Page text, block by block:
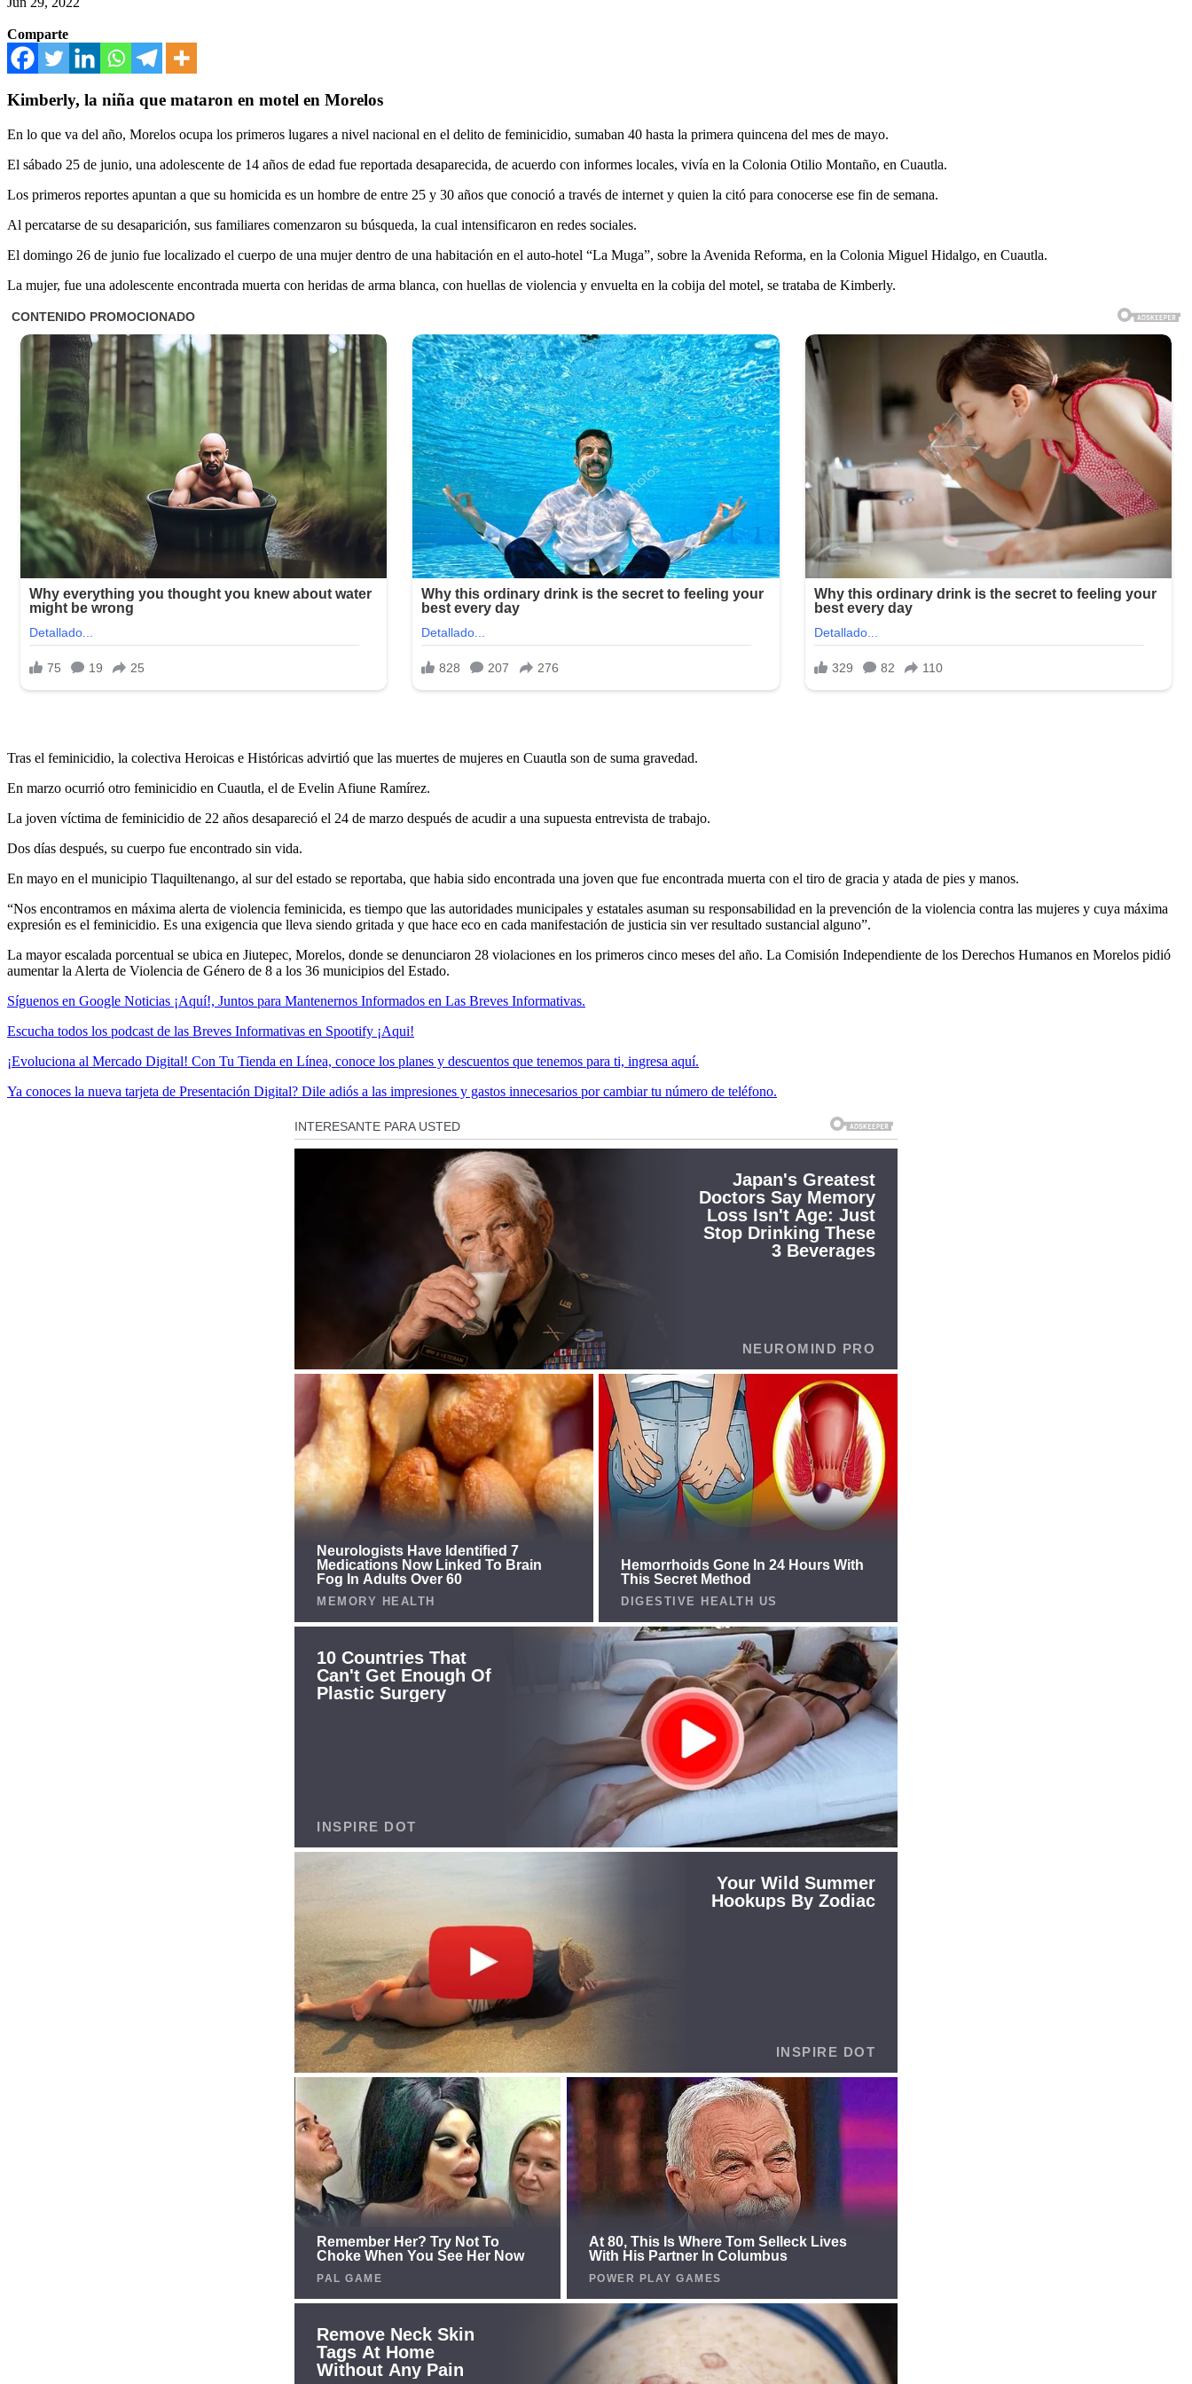
Comparte
Kimberly, la niña que mataron en motel en Morelos
En lo que va del año, Morelos ocupa los primeros lugares a nivel nacional en el delito de feminicidio, sumaban 40 hasta la primera quincena del mes de mayo.
El sábado 25 de junio, una adolescente de 14 años de edad fue reportada desaparecida, de acuerdo con informes locales, vivía en la Colonia Otilio Montaño, en Cuautla.
Los primeros reportes apuntan a que su homicida es un hombre de entre 25 y 30 años que conoció a través de internet y quien la citó para conocerse ese fin de semana.
Al percatarse de su desaparición, sus familiares comenzaron su búsqueda, la cual intensificaron en redes sociales.
El domingo 26 de junio fue localizado el cuerpo de una mujer dentro de una habitación en el auto-hotel “La Muga”, sobre la Avenida Reforma, en la Colonia Miguel Hidalgo, en Cuautla.
La mujer, fue una adolescente encontrada muerta con heridas de arma blanca, con huellas de violencia y envuelta en la cobija del motel, se trataba de Kimberly.
Tras el feminicidio, la colectiva Heroicas e Históricas advirtió que las muertes de mujeres en Cuautla son de suma gravedad.
En marzo ocurrió otro feminicidio en Cuautla, el de Evelin Afiune Ramírez.
La joven víctima de feminicidio de 22 años desapareció el 24 de marzo después de acudir a una supuesta entrevista de trabajo.
Dos días después, su cuerpo fue encontrado sin vida.
En mayo en el municipio Tlaquiltenango, al sur del estado se reportaba, que habia sido encontrada una joven que fue encontrada muerta con el tiro de gracia y atada de pies y manos.
“Nos encontramos en máxima alerta de violencia feminicida, es tiempo que las autoridades municipales y estatales asuman su responsabilidad en la prevención de la violencia contra las mujeres y cuya máxima
expresión es el feminicidio. Es una exigencia que lleva siendo gritada y que hace eco en cada manifestación de justicia sin ver resultado sustancial alguno”.
La mayor escalada porcentual se ubica en Jiutepec, Morelos, donde se denunciaron 28 violaciones en los primeros cinco meses del año. La Comisión Independiente de los Derechos Humanos en Morelos pidió
aumentar la Alerta de Violencia de Género de 8 a los 36 municipios del Estado.
Síguenos en Google Noticias ¡Aquí!, Juntos para Mantenernos Informados en Las Breves Informativas.
Escucha todos los podcast de las Breves Informativas en Spootify ¡Aqui!
¡Evoluciona al Mercado Digital! Con Tu Tienda en Línea, conoce los planes y descuentos que tenemos para ti, ingresa aquí.
Ya conoces la nueva tarjeta de Presentación Digital? Dile adiós a las impresiones y gastos innecesarios por cambiar tu número de teléfono.